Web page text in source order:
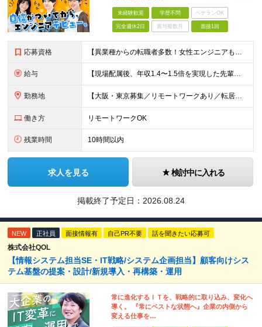
未経験歓迎 学歴不問 ベテランOK
完全週休2日 賞与複数月 面接1回
応募資格 【異業種からの転職者多数！女性エンジニアも活躍中】 ◆学歴不問 ◆未経験OK ≪こんな方を歓迎しています≫ ◎未経験から成長できる環境で活躍したい方 ◎大学やスクールでIT系のスキルを学んだことのあ
給与 【現場配属後、年収1.4〜1.5倍を実現した先輩も！残業代全額支給】 ◆給与は経験やスキルに応じて決定します ◆年俸制250万円～350万円（1/12を月々支給） ≪年収UPの例≫ ◎飲食業からのキ
勤務地 【大阪・東京募集／リモートワークあり／転居を伴う転勤なし】 東京本社、大阪事務所、または東京23区内・関西（大阪・兵庫）の各クライアント先勤務 ◆入社後、約1年間はクライアント先ではなく 自社内（東
働き方 リモートワークOK
残業時間 10時間以内
求人を見る 検討中に入れる
掲載終了予定日： 2026.08.24
NEW 正社員 面接情報有 自己PR不要 話を聞きたい応募可
株式会社QOL
【情報システム担当SE・IT戦略/システム企画担当】顧客向けシス
テム基盤の提案・設計/新規導入・再構築・運用
常に進化するＩＴを、戦略的に取り込み、変化へ
導く。 『常にベストな状態へ』企業の内側から
変える仕事を…